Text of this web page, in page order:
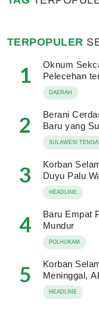
TERPOPULER
1
Oknum
Pelecehan
DAERAH
2
Berani
Baru yang
SULAWESI
3
Korban
Duyu Palu
HEADLINE
4
Baru Empat
Mundur
POLHUKAM
5
Korban
Meninggal,
HEADLINE